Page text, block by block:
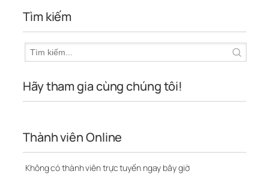
Tìm kiếm
Hãy tham gia cùng chúng tôi!
Thành viên Online
Không có thành viên trực tuyến ngay bây giờ